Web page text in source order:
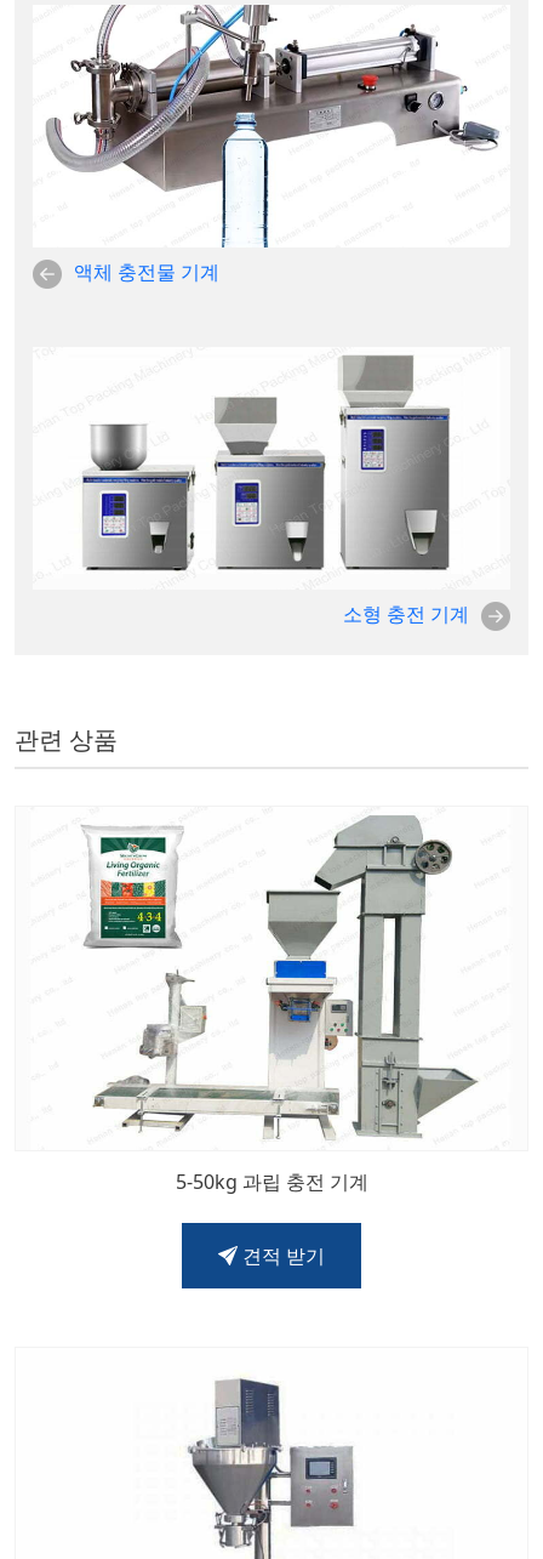
액체 충전물 기계
소형 충전 기계
관련 상품
5-50kg 과립 충전 기계
견적 받기